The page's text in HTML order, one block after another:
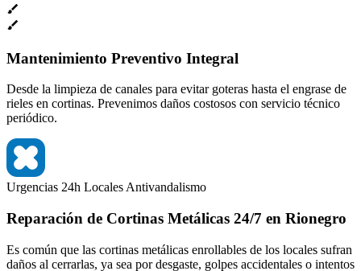
Mantenimiento Preventivo Integral
Desde la limpieza de canales para evitar goteras hasta el engrase de
rieles en cortinas. Prevenimos daños costosos con servicio técnico
periódico.
Urgencias 24h LocalesAntivandalismo
Reparación de Cortinas Metálicas 24/7 en Rionegro
Es común que las cortinas metálicas enrollables de los locales sufran
daños al cerrarlas, ya sea por desgaste, golpes accidentales o intentos